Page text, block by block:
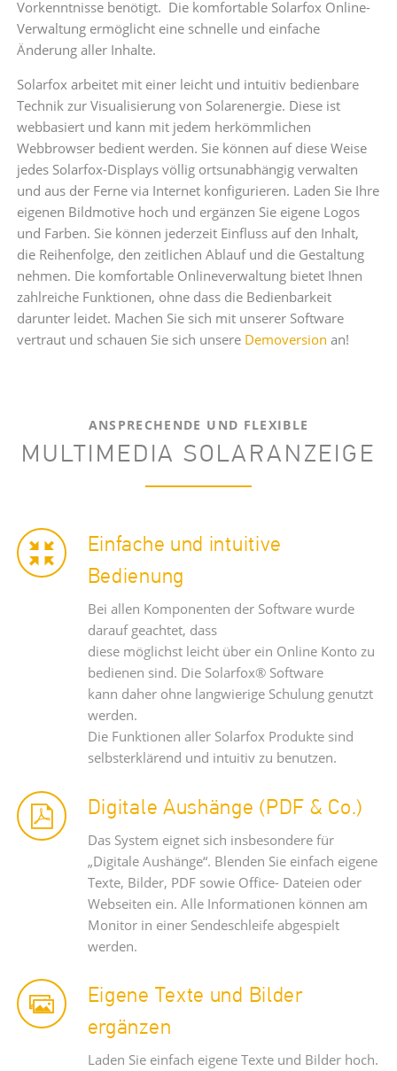
Vorkenntnisse benötigt. Die komfortable Solarfox Online-
Verwaltung ermöglicht eine schnelle und einfache
Änderung aller Inhalte.
Solarfox arbeitet mit einer leicht und intuitiv bedienbare
Technik zur Visualisierung von Solarenergie. Diese ist
webbasiert und kann mit jedem herkömmlichen
Webbrowser bedient werden. Sie können auf diese Weise
jedes Solarfox-Displays völlig ortsunabhängig verwalten
und aus der Ferne via Internet konfigurieren. Laden Sie Ihre
eigenen Bildmotive hoch und ergänzen Sie eigene Logos
und Farben. Sie können jederzeit Einfluss auf den Inhalt,
die Reihenfolge, den zeitlichen Ablauf und die Gestaltung
nehmen. Die komfortable Onlineverwaltung bietet Ihnen
zahlreiche Funktionen, ohne dass die Bedienbarkeit
darunter leidet. Machen Sie sich mit unserer Software
vertraut und schauen Sie sich unsere Demoversion an!
ANSPRECHENDE UND FLEXIBLE
MULTIMEDIA SOLARANZEIGE
Einfache und intuitive
Bedienung
Bei allen Komponenten der Software wurde
darauf geachtet, dass
diese möglichst leicht über ein Online Konto zu
bedienen sind. Die Solarfox® Software
kann daher ohne langwierige Schulung genutzt
werden.
Die Funktionen aller Solarfox Produkte sind
selbsterklärend und intuitiv zu benutzen.
Digitale Aushänge (PDF & Co.)
Das System eignet sich insbesondere für
„Digitale Aushänge“. Blenden Sie einfach eigene
Texte, Bilder, PDF sowie Office- Dateien oder
Webseiten ein. Alle Informationen können am
Monitor in einer Sendeschleife abgespielt
werden.
Eigene Texte und Bilder
ergänzen
Laden Sie einfach eigene Texte und Bilder hoch.